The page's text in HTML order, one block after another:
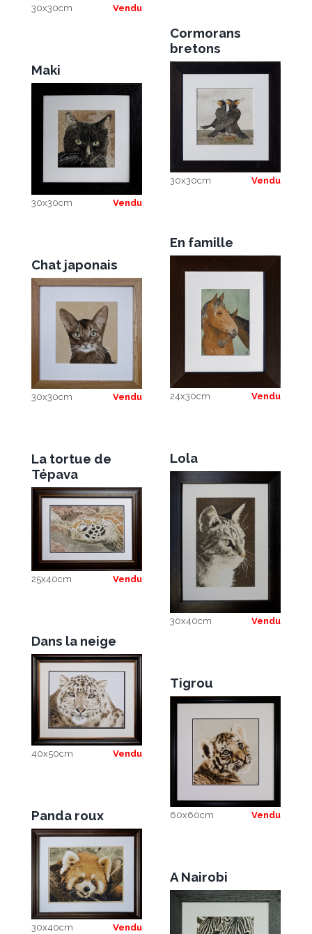
30x30cm Vendu
Maki
30x30cm Vendu
Chat japonais
30x30cm Vendu
La tortue de
Tépava
25x40cm Vendu
Dans la neige
40x50cm Vendu
Panda roux
30x40cm Vendu
Cormorans
bretons
30x30cm Vendu
En famille
24x30cm Vendu
Lola
30x40cm Vendu
Tigrou
60x60cm Vendu
A Nairobi